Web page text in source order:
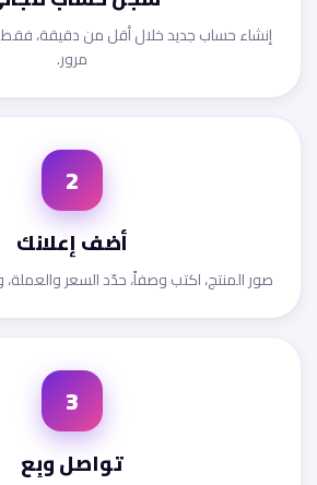
إنشاء حساب جديد خلال أقل من دقيقة، فقط
مرور.
2
أضف إعلانك
صور المنتج، اكتب وصفاً، حدّد السعر
3
تواصل وبِع